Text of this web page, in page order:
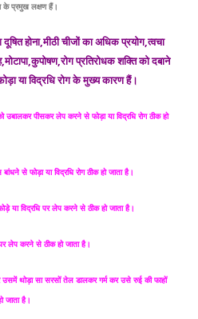
के प्रमुख लक्षण हैं।
होना,मीठी चीजों का अधिक प्रयोग,त्वचा
प्रतिरोधक शक्ति को दबाने
या विद्रधि रोग के मुख्य कारण हैं।
उबालकर पीसकर लेप करने से फोड़ा या विद्रधि रोग ठीक हो
से फोड़ा या विद्रधि रोग ठीक हो जाता है।
या विद्रधि पर लेप करने से ठीक हो जाता है।
लेप करने से ठीक हो जाता है।
उसमें थोड़ा सा सरसों तेल डालकर गर्म कर उसे रुई की फाहों
जाता है।